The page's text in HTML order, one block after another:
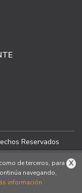
Reservados
X
de terceros, para
navegando,
información